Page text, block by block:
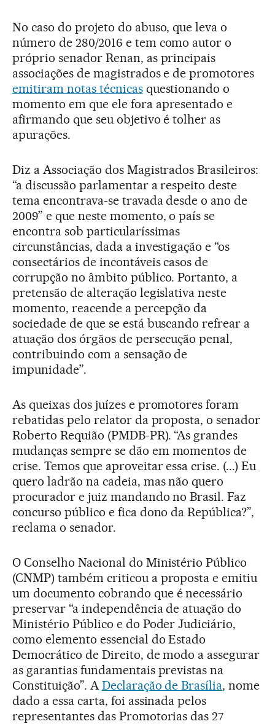
No caso do projeto do abuso, que leva o
número de 280/2016 e tem como autor o
próprio senador Renan, as principais
associações de magistrados e de promotores
emitiram notas técnicasquestionando o
momento em que ele fora apresentado e
afirmando que seu objetivo é tolher as
apurações.
Diz a Associação dos Magistrados Brasileiros:
“a discussão parlamentar a respeito deste
tema encontrava-se travada desde o ano de
2009” e que neste momento, o país se
encontra sob particularíssimas
circunstâncias, dada a investigação e “os
consectários de incontáveis casos de
corrupção no âmbito público. Portanto, a
pretensão de alteração legislativa neste
momento, reacende a percepção da
sociedade de que se está buscando refrear a
atuação dos órgãos de persecução penal,
contribuindo com a sensação de
impunidade”.
As queixas dos juízes e promotores foram
rebatidas pelo relator da proposta, o senador
Roberto Requião (PMDB-PR). “As grandes
mudanças sempre se dão em momentos de
crise. Temos que aproveitar essa crise. (...) Eu
quero ladrão na cadeia, mas não quero
procurador e juiz mandando no Brasil. Faz
concurso público e fica dono da República?”,
reclama o senador.
O Conselho Nacional do Ministério Público
(CNMP) também criticou a proposta e emitiu
um documento cobrando que é necessário
preservar “a independência de atuação do
Ministério Público e do Poder Judiciário,
como elemento essencial do Estado
Democrático de Direito, de modo a assegurar
as garantias fundamentais previstas na
Constituição”. ADeclaração de Brasília, nome
dado a essa carta, foi assinada pelos
representantes das Promotorias das 27